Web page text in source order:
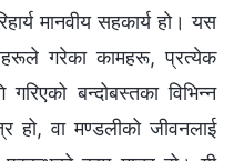
मानवीय सहकार्य हो। यस
गरेका कामहरू, प्रत्येक
बन्दोबस्तका विभिन्न
हो, वा मण्डलीको जीवनलाई